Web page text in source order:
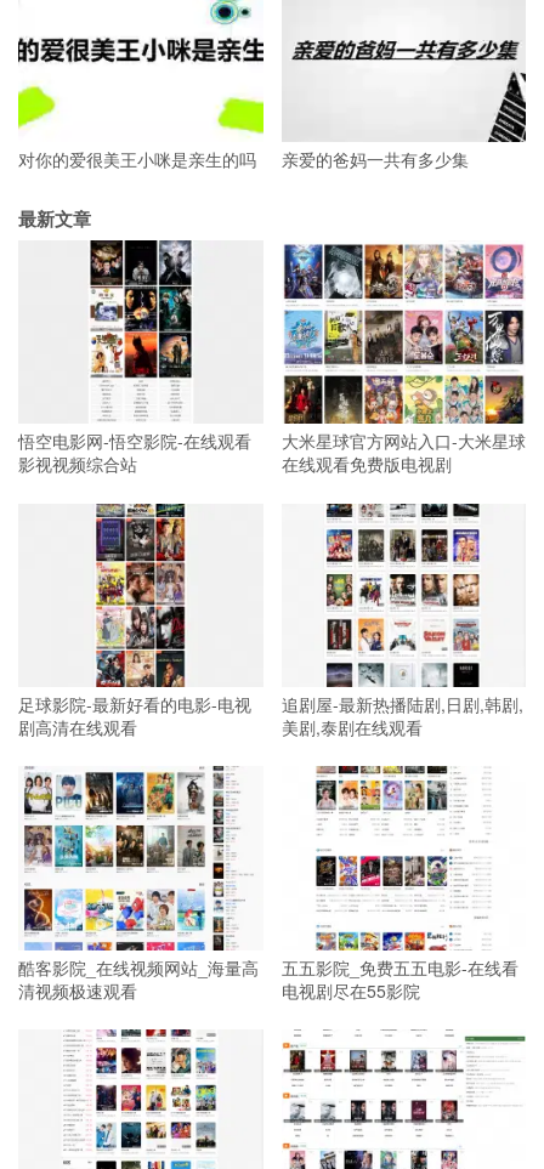
对你的爱很美王小咪是亲生的吗 亲爱的爸妈一共有多少集
最新文章
悟空电影网-悟空影院-在线观看
影视视频综合站
大米星球官方网站入口-大米星球
在线观看免费版电视剧
足球影院-最新好看的电影-电视
剧高清在线观看
追剧屋-最新热播陆剧,日剧,韩剧,
美剧,泰剧在线观看
酷客影院_在线视频网站_海量高
清视频极速观看
五五影院_免费五五电影-在线看
电视剧尽在55影院